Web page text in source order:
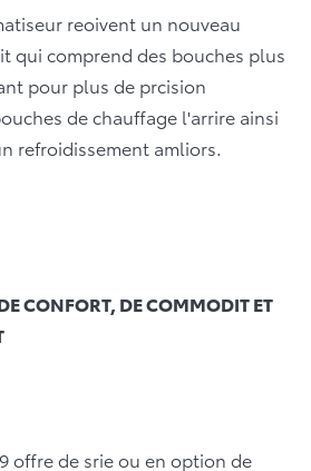
reoivent un nouveau
qui comprend des bouches plus
pour plus de prcision
de chauffage l'arrire ainsi
refroidissement amliors.
CONFORT, DE COMMODIT ET
offre de srie ou en option de